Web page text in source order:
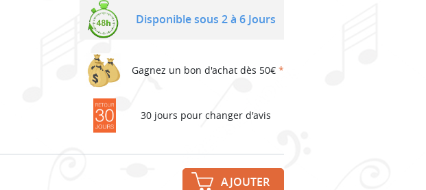
Disponible sous 2 à 6 Jours
Gagnez un bon d'achat dès 50€ *
30 jours pour changer d'avis
AJOUTER